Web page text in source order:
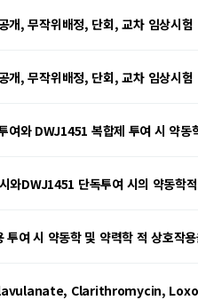
개, 무작위배정, 단회, 교차 임상시험
개, 무작위배정, 단회, 교차 임상시험
와 DWJ1451 복합제 투여 시 약
DWJ1451 단독투여 시의 약동학
여 시 약동학 및 약력학 적 상호작
Clavulanate, Clarithromycin,